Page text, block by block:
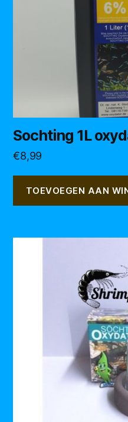
Sochting 1L
€8,99
TOEVOEGEN AAN